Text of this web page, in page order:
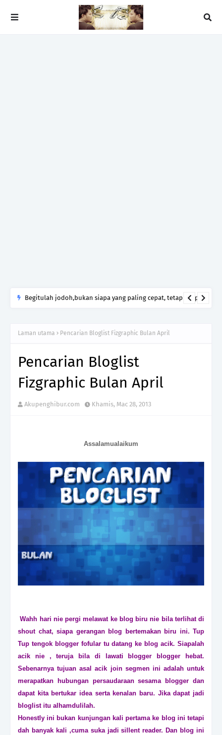
Begitulah jodoh,bukan siapa yang paling cepat, tetapi siapa
Laman utama Pencarian Bloglist Fizgraphic Bulan April
Pencarian Bloglist
Fizgraphic Bulan April
Akupenghibur.com Khamis, Mac 28, 2013
Assalamualaikum
Wahh hari nie pergi melawat ke blog biru nie bila terlihat di
shout chat, siapa gerangan blog bertemakan biru ini. Tup
Tup tengok blogger fofular tu datang ke blog acik. Siapalah
acik nie , teruja bila di lawati blogger blogger hebat.
Sebenarnya tujuan asal acik join segmen ini adalah untuk
merapatkan hubungan persaudaraan sesama blogger dan
dapat kita bertukar idea serta kenalan baru. Jika dapat jadi
bloglist itu alhamdulilah.
Honestly ini bukan kunjungan kali pertama ke blog ini tetapi
dah banyak kali ,cuma suka jadi sillent reader. Dan blog ini